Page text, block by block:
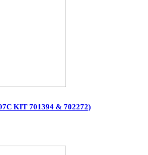
KIT 701394 & 702272)